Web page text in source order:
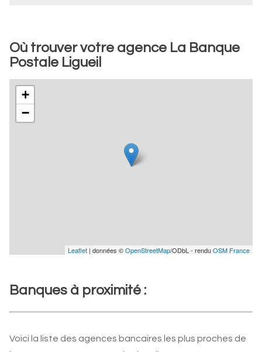
Où trouver votre agence La Banque
Postale Ligueil
+
−
Leaflet | données ©OpenStreetMap/ODbL - renduOSM France
Banques à proximité :
Voici la liste des agences bancaires les plus proches de